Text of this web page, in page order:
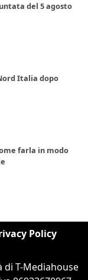
del 5 agosto
Italia dopo
farla in modo
Policy
T-Mediahouse